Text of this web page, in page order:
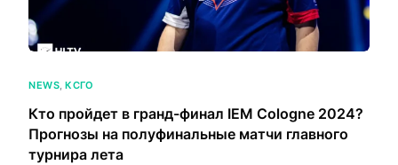
NEWS,КСГО
Кто пройдет в гранд-финал IEM Cologne 2024?
Прогнозы на полуфинальные матчи главного
турнира лета